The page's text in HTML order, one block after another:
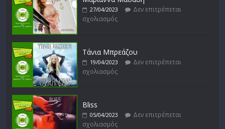
σχολιασμός
27/04/2023
Δεν επιτρέπεται
σχολιασμός
Τάνια Μπρεάζου
19/04/2023
Δεν επιτρέπεται
σχολιασμός
Bliss
05/04/2023
Δεν επιτρέπεται
σχολιασμός